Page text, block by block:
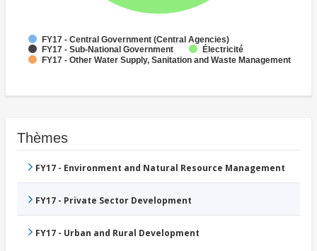
FY17 - Central Government (Central Agencies)
FY17 - Sub-National Government
Électricité
FY17 - Other Water Supply, Sanitation and Waste Management
Thèmes
FY17 - Environment and Natural Resource Management
FY17 - Private Sector Development
FY17 - Urban and Rural Development